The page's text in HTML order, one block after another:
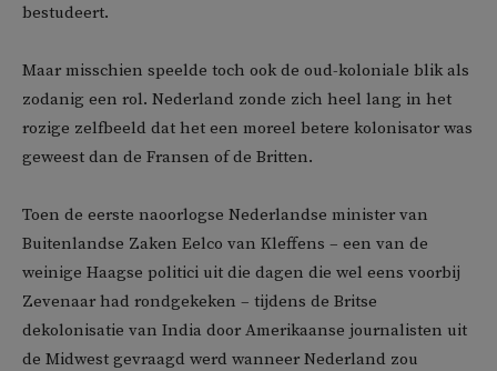
bestudeert.
Maar misschien speelde toch ook de oud-koloniale blik als
zodanig een rol. Nederland zonde zich heel lang in het
rozige zelfbeeld dat het een moreel betere kolonisator was
geweest dan de Fransen of de Britten.
Toen de eerste naoorlogse Nederlandse minister van
Buitenlandse Zaken Eelco van Kleffens – een van de
weinige Haagse politici uit die dagen die wel eens voorbij
Zevenaar had rondgekeken – tijdens de Britse
dekolonisatie van India door Amerikaanse journalisten uit
de Midwest gevraagd werd wanneer Nederland zou